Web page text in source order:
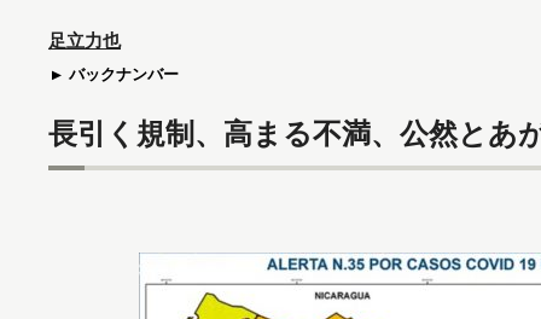
足立力也
バックナンバー
長引く規制、高まる不満、公然とあ